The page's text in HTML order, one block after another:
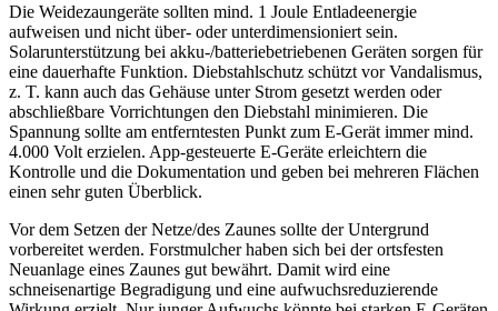
Die Weidezaungeräte sollten mind. 1 Joule Entladeenergie
aufweisen und nicht über- oder unterdimensioniert sein.
Solarunterstützung bei akku-/batteriebetriebenen Geräten sorgen für
eine dauerhafte Funktion. Diebstahlschutz schützt vor Vandalismus,
z. T. kann auch das Gehäuse unter Strom gesetzt werden oder
abschließbare Vorrichtungen den Diebstahl minimieren. Die
Spannung sollte am entferntesten Punkt zum E-Gerät immer mind.
4.000 Volt erzielen. App-gesteuerte E-Geräte erleichtern die
Kontrolle und die Dokumentation und geben bei mehreren Flächen
einen sehr guten Überblick.
Vor dem Setzen der Netze/des Zaunes sollte der Untergrund
vorbereitet werden. Forstmulcher haben sich bei der ortsfesten
Neuanlage eines Zaunes gut bewährt. Damit wird eine
schneisenartige Begradigung und eine aufwuchsreduzierende